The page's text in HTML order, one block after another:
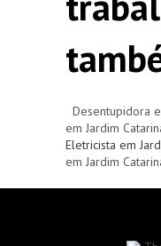
Desentupidora
em Jardim
Eletricista em
em Jardim